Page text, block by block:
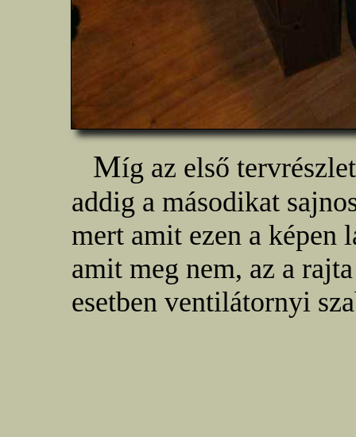
Míg az első
addig a másodikat
mert amit ezen a képen
amit meg nem, az a
esetben ventilátornyi